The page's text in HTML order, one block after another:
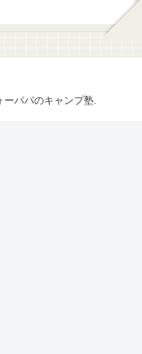
パパのキャンプ塾.